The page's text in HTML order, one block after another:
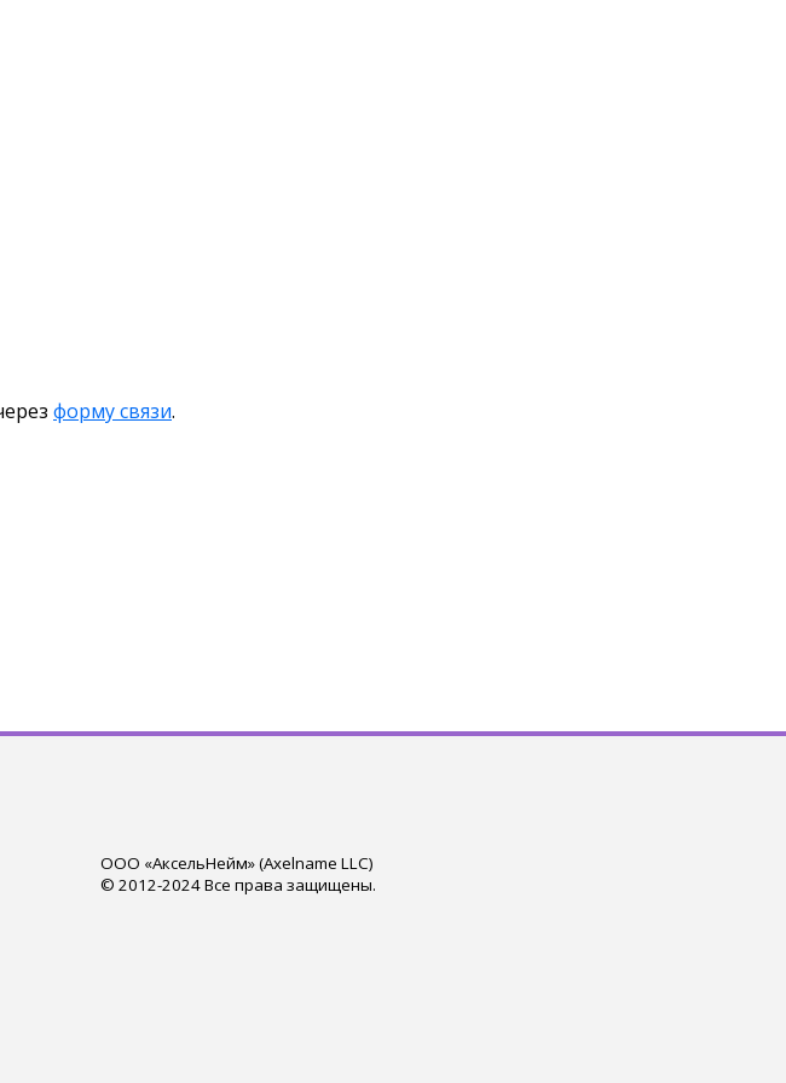
форму связи.
ООО «АксельНейм» (Axelname LLC)
© 2012-2024 Все права защищены.